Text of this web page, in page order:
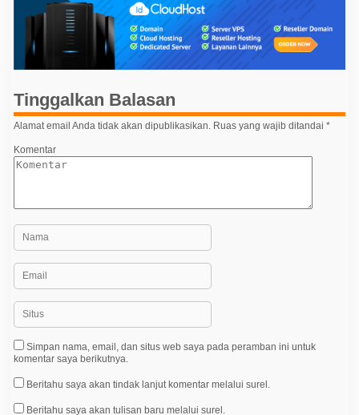
i
p
o
s
Tinggalkan Balasan
Alamat email Anda tidak akan dipublikasikan. Ruas yang wajib ditandai *
Komentar
Simpan nama, email, dan situs web saya pada peramban ini untuk
komentar saya berikutnya.
Beritahu saya akan tindak lanjut komentar melalui surel.
Beritahu saya akan tulisan baru melalui surel.